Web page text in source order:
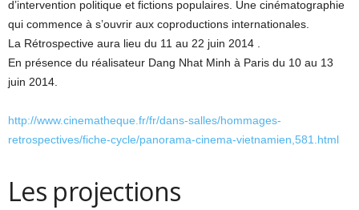
d’intervention politique et fictions populaires. Une cinématographie
qui commence à s’ouvrir aux coproductions internationales.
La Rétrospective aura lieu du 11 au 22 juin 2014 .
En présence du réalisateur Dang Nhat Minh à Paris du 10 au 13
juin 2014.
http://www.cinematheque.fr/fr/dans-salles/hommages-
retrospectives/fiche-cycle/panorama-cinema-vietnamien,581.html
Les projections